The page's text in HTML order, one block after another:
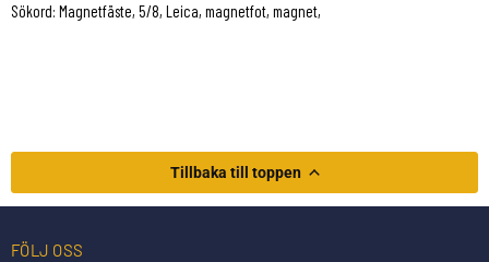
Sökord: Magnetfäste, 5/8, Leica, magnetfot, magnet,
Tillbaka till toppen
FÖLJ OSS